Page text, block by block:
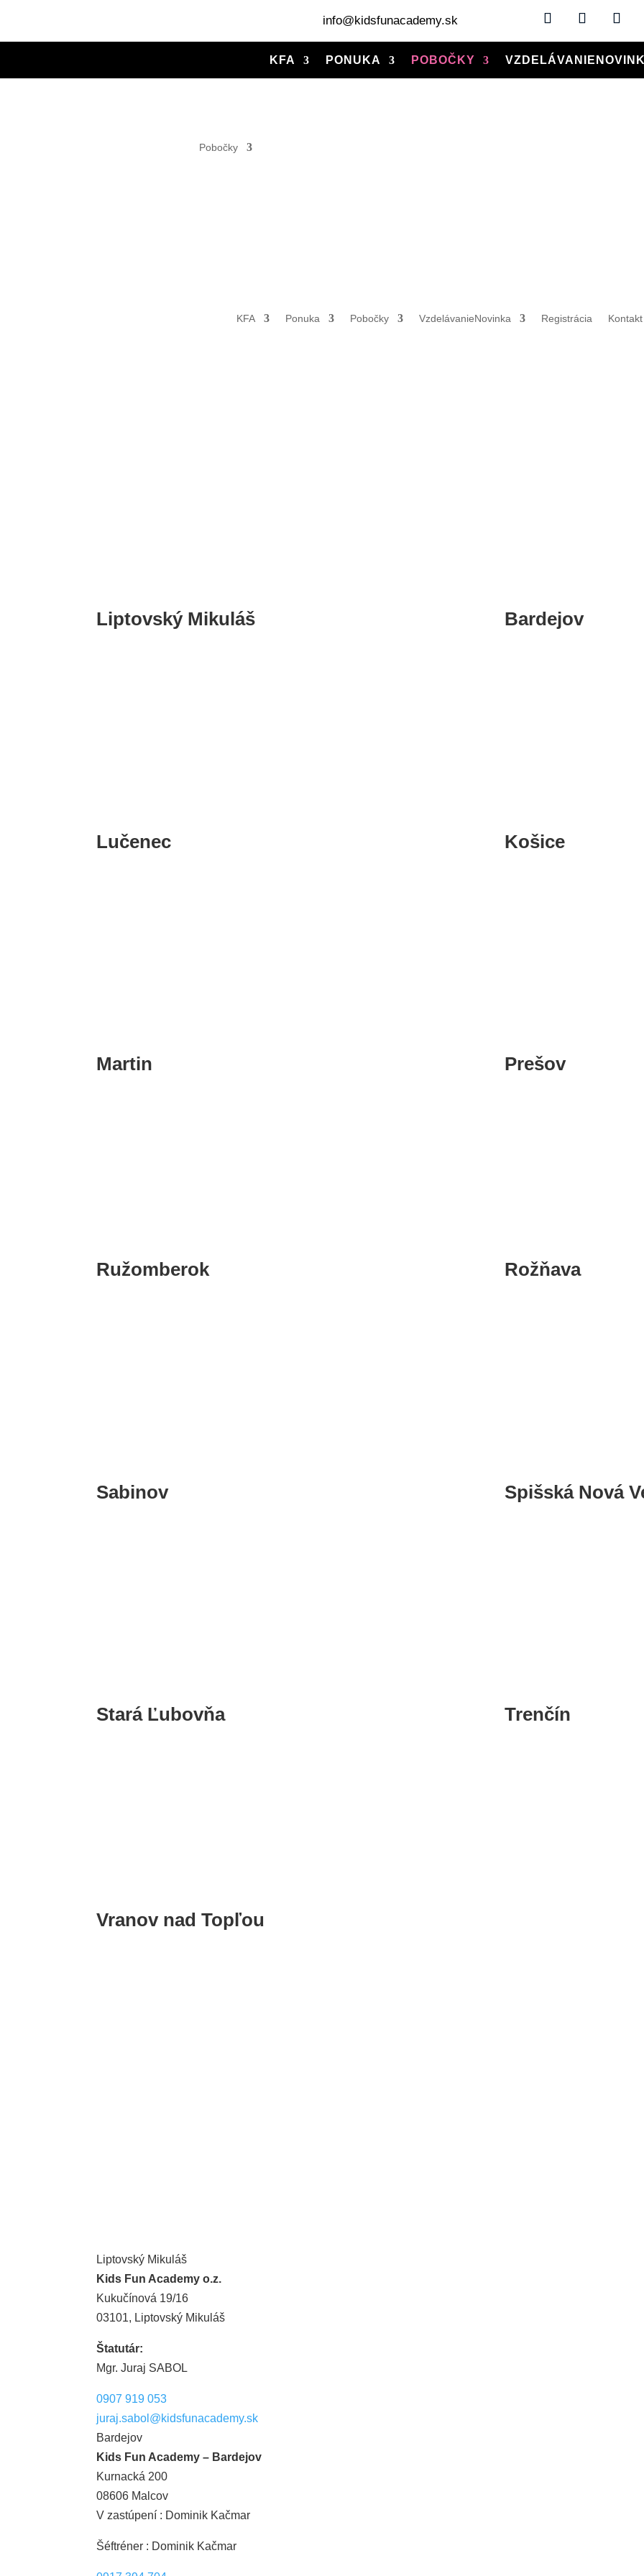
info@kidsfunacademy.sk
KFA PONUKA POBOČKY VZDELÁVANIE
Pobočky
KFA Ponuka Pobočky VzdelávanieNovinka Registrácia Kontakt
Liptovský Mikuláš Bardejov
Lučenec Košice
Martin Prešov
Ružomberok Rožňava
Sabinov Spišská Nová
Stará Ľubovňa Trenčín
Vranov nad Topľou
Liptovský Mikuláš
Kids Fun Academy o.z.
Kukučínová 19/16
03101, Liptovský Mikuláš
Štatutár:
Mgr. Juraj SABOL
0907 919 053
juraj.sabol@kidsfunacademy.sk
Bardejov
Kids Fun Academy – Bardejov
Kurnacká 200
08606 Malcov
V zastúpení : Dominik Kačmar
Šéftréner : Dominik Kačmar